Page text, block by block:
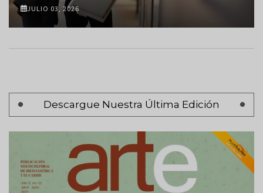
JULIO 03, 2026
Descargue Nuestra Última Edición
Paginación
Siguiente
página
Siguiente >